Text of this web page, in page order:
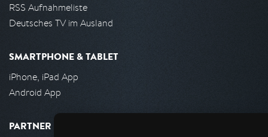
RSS Aufnahmeliste
Deutsches TV im Ausland
SMARTPHONE & TABLET
iPhone, iPad App
Android App
PARTNER